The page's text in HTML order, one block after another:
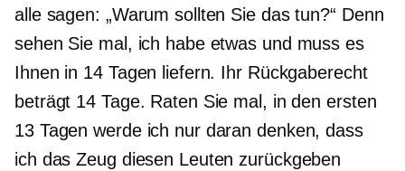
alle sagen: „Warum sollten Sie das tun?“ Denn
sehen Sie mal, ich habe etwas und muss es
Ihnen in 14 Tagen liefern. Ihr Rückgaberecht
beträgt 14 Tage. Raten Sie mal, in den ersten
13 Tagen werde ich nur daran denken, dass
ich das Zeug diesen Leuten zurückgeben